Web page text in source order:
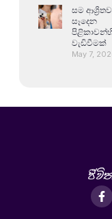
සම ආශ්‍රිතව
සෑදෙන
වැඩිවීමක්
May 7,